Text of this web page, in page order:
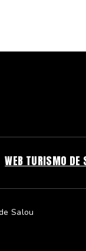
WEB TURISMO DE
Salou